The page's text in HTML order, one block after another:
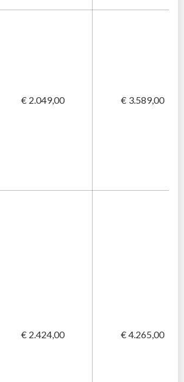
€ 2.049,00 € 3.589,00
€ 2.424,00 € 4.265,00